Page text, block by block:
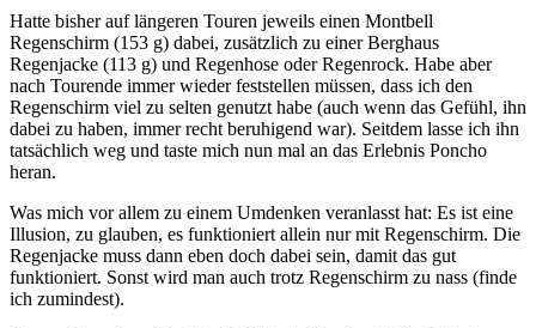
Hatte bisher auf längeren Touren jeweils einen Montbell
Regenschirm (153 g) dabei, zusätzlich zu einer Berghaus
Regenjacke (113 g) und Regenhose oder Regenrock. Habe aber
nach Tourende immer wieder feststellen müssen, dass ich den
Regenschirm viel zu selten genutzt habe (auch wenn das Gefühl, ihn
dabei zu haben, immer recht beruhigend war). Seitdem lasse ich ihn
tatsächlich weg und taste mich nun mal an das Erlebnis Poncho
heran.
Was mich vor allem zu einem Umdenken veranlasst hat: Es ist eine
Illusion, zu glauben, es funktioniert allein nur mit Regenschirm. Die
Regenjacke muss dann eben doch dabei sein, damit das gut
funktioniert. Sonst wird man auch trotz Regenschirm zu nass (finde
ich zumindest).